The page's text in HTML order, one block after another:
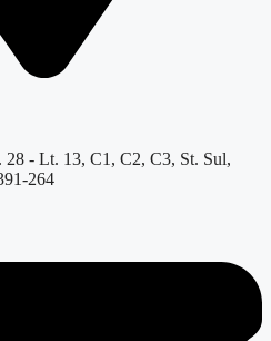
28 - Lt. 13, C1, C2, C3, St. Sul,
264